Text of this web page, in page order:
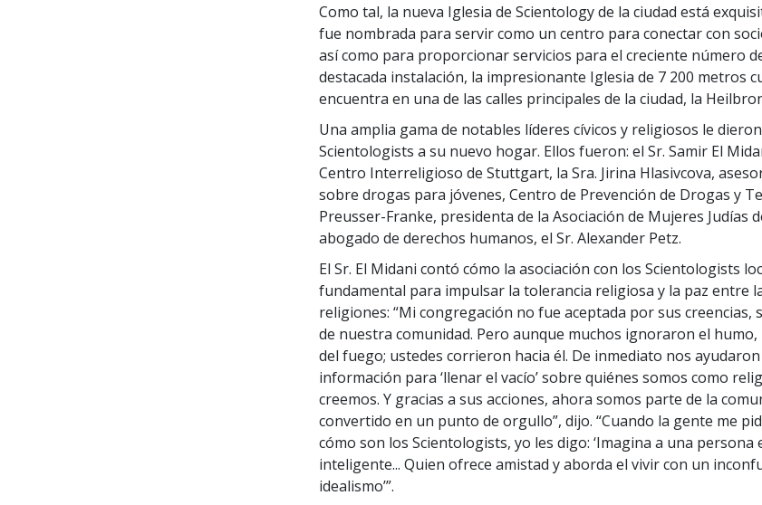
Como tal, la nueva Iglesia de Scientology de la ciudad está
fue nombrada para servir como un centro para conectar con
así como para proporcionar servicios para el creciente número
destacada instalación, la impresionante Iglesia de 7 200 metros
encuentra en una de las calles principales de la ciudad, la
Una amplia gama de notables líderes cívicos y religiosos le
Scientologists a su nuevo hogar. Ellos fueron: el Sr. Samir El
Centro Interreligioso de Stuttgart, la Sra. Jirina Hlasivcova,
sobre drogas para jóvenes, Centro de Prevención de Drogas y
Preusser-Franke, presidenta de la Asociación de Mujeres Judías
abogado de derechos humanos, el Sr. Alexander Petz.
El Sr. El Midani contó cómo la asociación con los Scientologists
fundamental para impulsar la tolerancia religiosa y la paz entre
religiones: “Mi congregación no fue aceptada por sus creencias,
de nuestra comunidad. Pero aunque muchos ignoraron el
del fuego; ustedes corrieron hacia él. De inmediato nos
información para ‘llenar el vacío’ sobre quiénes somos como
creemos. Y gracias a sus acciones, ahora somos parte de la
convertido en un punto de orgullo”, dijo. “Cuando la gente me
cómo son los Scientologists, yo les digo: ‘Imagina a una persona
inteligente... Quien ofrece amistad y aborda el vivir con un
idealismo’”.